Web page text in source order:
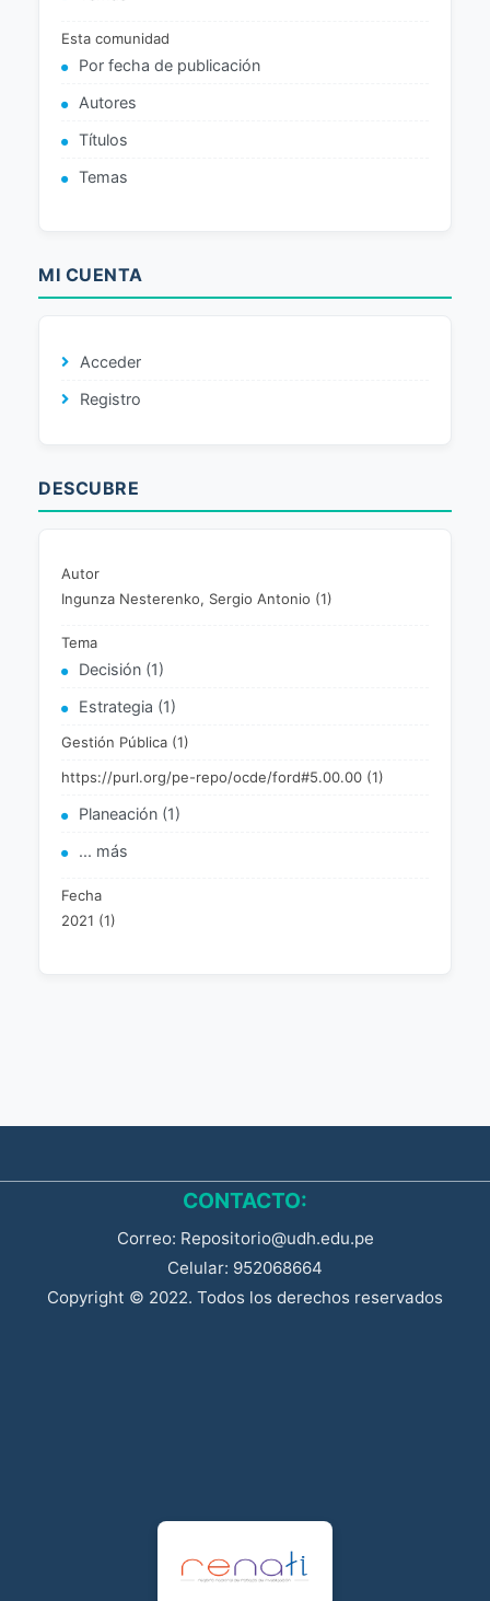
Esta comunidad
Por fecha de publicación
Autores
Títulos
Temas
MI CUENTA
Acceder
Registro
DESCUBRE
Autor
Ingunza Nesterenko, Sergio Antonio (1)
Tema
Decisión (1)
Estrategia (1)
Gestión Pública (1)
https://purl.org/pe-repo/ocde/ford#5.00.00 (1)
Planeación (1)
... más
Fecha
2021 (1)
CONTACTO:
Correo: Repositorio@udh.edu.pe
Celular: 952068664
Copyright © 2022. Todos los derechos reservados